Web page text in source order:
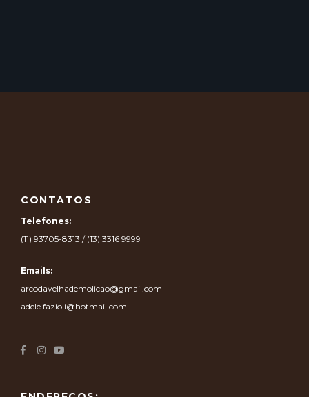
CONTATOS
Telefones:
(11) 93705-8313 / (13) 3316 9999
Emails:
arcodavelhademolicao@gmail.com
adele.fazioli@hotmail.com